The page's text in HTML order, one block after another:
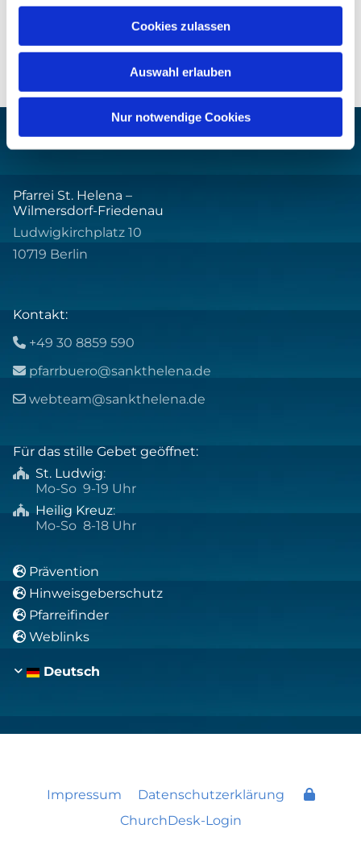
Cookies zulassen
Auswahl erlauben
Nur notwendige Cookies
Pfarrei St. Helena –
Wilmersdorf-Friedenau
Ludwigkirchplatz 10
10719 Berlin
Kontakt:
 +49 30 8859 590
 pfarrbuero@sankthelena.de
 webteam@sankthelena.de
Für das stille Gebet geöffnet:
 St. Ludwig:
Mo-So 9-19 Uhr
 Heilig Kreuz:
Mo-So 8-18 Uhr
 Prävention
 Hinweisgeberschutz
 Pfarreifinder
 Weblinks
Deutsch
Impressum
Datenschutzerklärung
ChurchDesk-Login